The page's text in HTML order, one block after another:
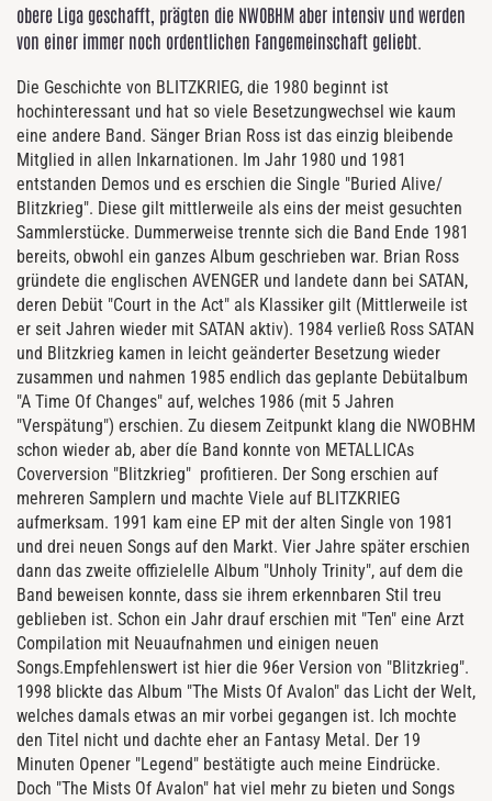
obere Liga geschafft, prägten die NWOBHM aber intensiv und werden
von einer immer noch ordentlichen Fangemeinschaft geliebt.
Die Geschichte von BLITZKRIEG, die 1980 beginnt ist
hochinteressant und hat so viele Besetzungwechsel wie kaum
eine andere Band. Sänger Brian Ross ist das einzig bleibende
Mitglied in allen Inkarnationen. Im Jahr 1980 und 1981
entstanden Demos und es erschien die Single "Buried Alive/
Blitzkrieg". Diese gilt mittlerweile als eins der meist gesuchten
Sammlerstücke. Dummerweise trennte sich die Band Ende 1981
bereits, obwohl ein ganzes Album geschrieben war. Brian Ross
gründete die englischen AVENGER und landete dann bei SATAN,
deren Debüt "Court in the Act" als Klassiker gilt (Mittlerweile ist
er seit Jahren wieder mit SATAN aktiv). 1984 verließ Ross SATAN
und Blitzkrieg kamen in leicht geänderter Besetzung wieder
zusammen und nahmen 1985 endlich das geplante Debütalbum
"A Time Of Changes" auf, welches 1986 (mit 5 Jahren
"Verspätung") erschien. Zu diesem Zeitpunkt klang die NWOBHM
schon wieder ab, aber díe Band konnte von METALLICAs
Coverversion "Blitzkrieg" profitieren. Der Song erschien auf
mehreren Samplern und machte Viele auf BLITZKRIEG
aufmerksam. 1991 kam eine EP mit der alten Single von 1981
und drei neuen Songs auf den Markt. Vier Jahre später erschien
dann das zweite offizielelle Album "Unholy Trinity", auf dem die
Band beweisen konnte, dass sie ihrem erkennbaren Stil treu
geblieben ist. Schon ein Jahr drauf erschien mit "Ten" eine Arzt
Compilation mit Neuaufnahmen und einigen neuen
Songs.Empfehlenswert ist hier die 96er Version von "Blitzkrieg".
1998 blickte das Album "The Mists Of Avalon" das Licht der Welt,
welches damals etwas an mir vorbei gegangen ist. Ich mochte
den Titel nicht und dachte eher an Fantasy Metal. Der 19
Minuten Opener "Legend" bestätigte auch meine Eindrücke.
Doch "The Mists Of Avalon" hat viel mehr zu bieten und Songs